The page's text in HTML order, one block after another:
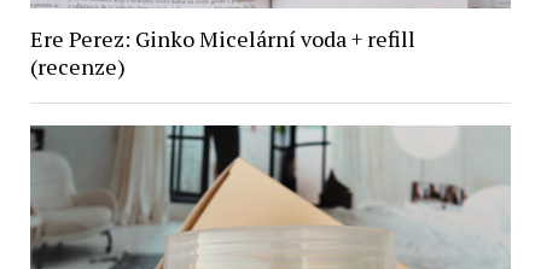
Ere Perez: Ginko Micelární voda + refill
(recenze)